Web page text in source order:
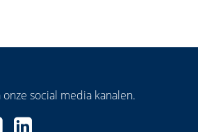
social media kanalen.